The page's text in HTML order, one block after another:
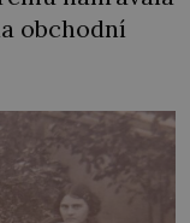
obchodní